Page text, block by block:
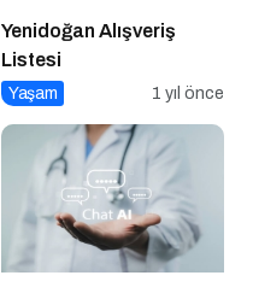
Yenidoğan Alışveriş
Listesi
Yaşam 1 yıl önce